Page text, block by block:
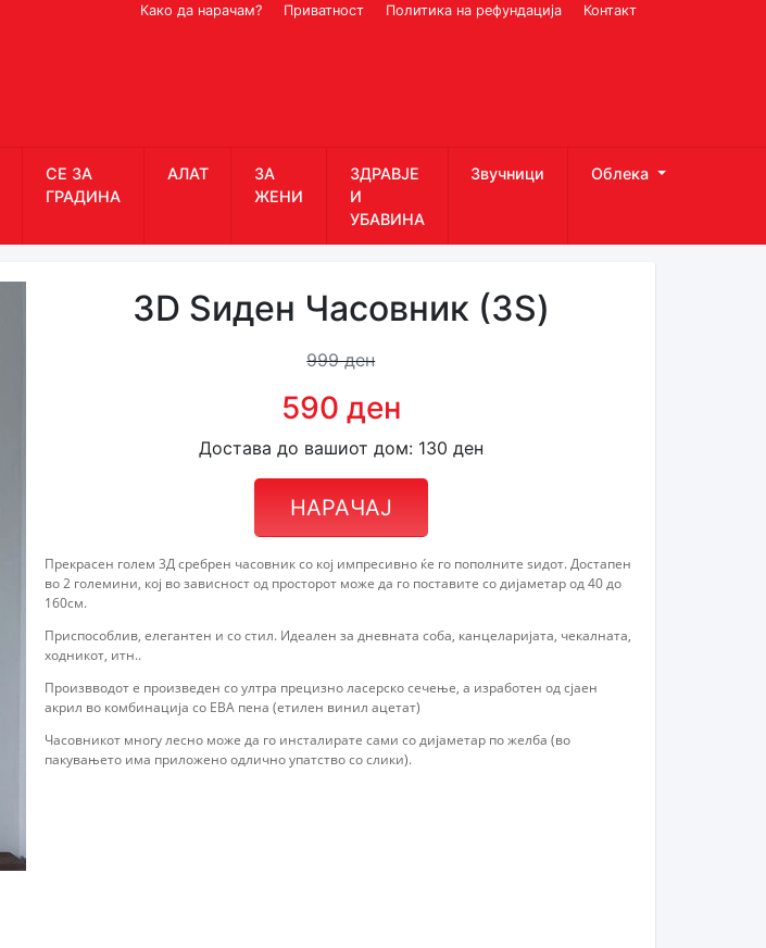
Како да нарачам? Приватност Политика на рефундација Контакт
СЕ ЗА
ГРАДИНА
АЛАТ
ЗА
ЖЕНИ
ЗДРАВЈЕ
И
УБАВИНА
Звучници Облека
3D Ѕиден Часовник (3S)
999 ден
590 ден
Достава до вашиот дом: 130 ден
НАРАЧАЈ
Прекрасен голем 3Д сребрен часовник со кој импресивно ќе го пополните ѕидот. Достапен
во 2 големини, кој во зависност од просторот може да го поставите со дијаметар од 40 до
160см.
Приспособлив, елегантен и со стил. Идеален за дневната соба, канцеларијата, чекалната,
ходникот, итн..
Произвводот е произведен со ултра прецизно ласерско сечење, а изработен од сјаен
акрил во комбинација со ЕВА пена (етилен винил ацетат)
Часовникот многу лесно може да го инсталирате сами со дијаметар по желба (во
пакувањето има приложено одлично упатство со слики).